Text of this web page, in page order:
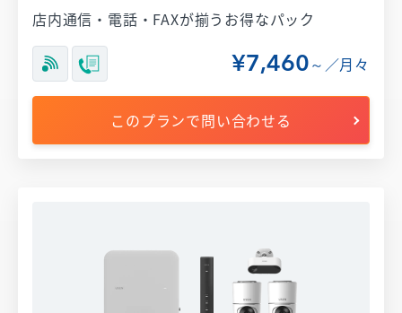
店内通信・電話・FAXが揃うお得なパック
¥7,460～／月々
このプランで問い合わせる